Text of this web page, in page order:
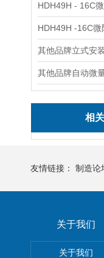
HDH49H - 16C
HDH49H -16C微
其他品牌立式安
其他品牌自动微
相
友情链接： 制造论
关于我们
关于我们